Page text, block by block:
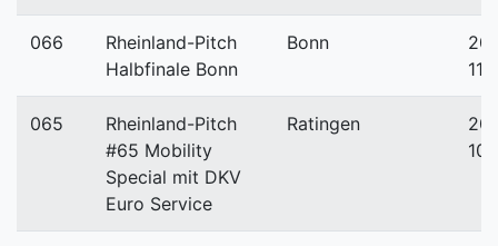
066
Rheinland-Pitch
Halbfinale Bonn
Bonn
065
Rheinland-Pitch
#65 Mobility
Special mit DKV
Euro Service
Ratingen